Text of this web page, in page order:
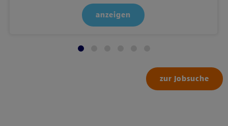
anzeigen
zur Jobsuche